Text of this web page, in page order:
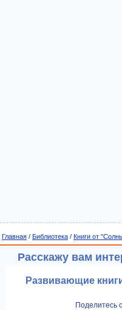
Главная / Библиотека / Книги от
Расскажу вам
Развивающие
Поделитесь